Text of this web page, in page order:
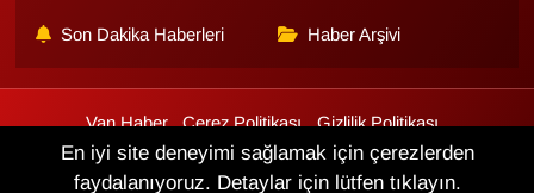
Son Dakika Haberleri Haber Arşivi
Van Haber Çerez Politikası
Gizlilik Politikası
Üyelik Sözleşmesi
Veri Politikası Künye İletişim
En iyi site deneyimi sağlamak için çerezlerden
faydalanıyoruz. Detaylar için lütfen tıklayın.